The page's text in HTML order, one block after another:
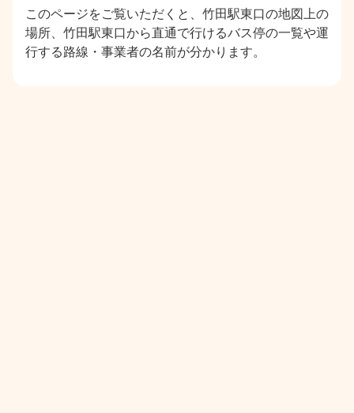
このページをご覧いただくと、竹田駅東口の地図上の
場所、竹田駅東口から直通で行けるバス停の一覧や運
行する路線・事業者の名前が分かります。